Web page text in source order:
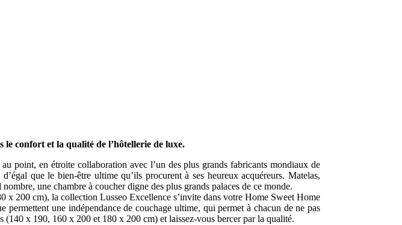
le confort et la qualité de l’hôtellerie de luxe.
point, en étroite collaboration avec l’un des plus grands fabricants mondiaux de
que le bien-être ultime qu’ils procurent à ses heureux acquéreurs. Matelas,
une chambre à coucher digne des plus grands palaces de ce monde.
x 200 cm), la collection Lusseo Excellence s’invite dans votre Home Sweet Home
une indépendance de couchage ultime, qui permet à chacun de ne pas
x 190, 160 x 200 et 180 x 200 cm) et laissez-vous bercer par la qualité.